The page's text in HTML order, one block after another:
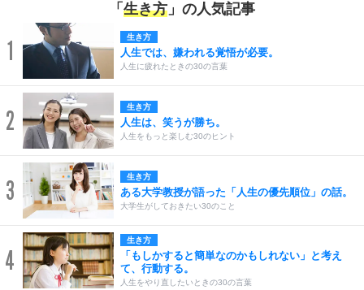
「 生き方 」の人気記事
1 生き方
人生では、嫌われる覚悟が必要。
人生に疲れたときの30の言葉
2 生き方
人生は、笑うが勝ち。
人生をもっと楽しむ30のヒント
3 生き方
ある大学教授が語った「人生の優先順位」の話。
大学生がしておきたい30のこと
4
生き方
「もしかすると簡単なのかもしれない」と考え
て、行動する。
人生をやり直したいときの30の言葉